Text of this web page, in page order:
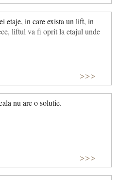
etaje, in care exista un lift, in
liftul va fi oprit la etajul unde
>>>
nu are o solutie.
>>>